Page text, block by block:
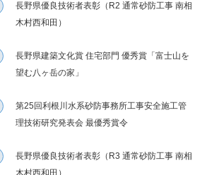
長野県優良技術者表彰（R2 通常砂防工事 南相
木村西和田）
長野県建築文化賞 住宅部門 優秀賞「富士山を
望む八ヶ岳の家」
第25回利根川水系砂防事務所工事安全施工管
理技術研究発表会 最優秀賞令
長野県優良技術者表彰（R3 通常砂防工事 南相
木村西和田）